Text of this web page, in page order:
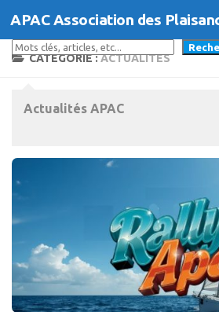
Skip to content
CATÉGORIE :ACTUALITÉS
Actualités APAC